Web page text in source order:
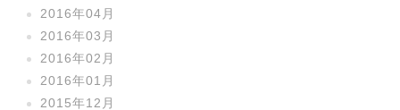
2016年04月
2016年03月
2016年02月
2016年01月
2015年12月